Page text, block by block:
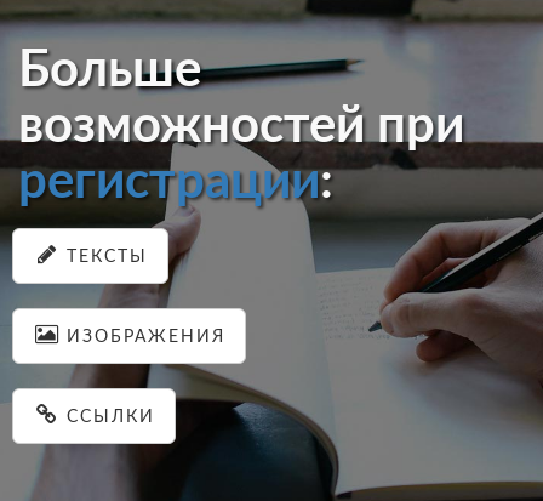
Больше
возможностей при
регистрации:
ТЕКСТЫ
ИЗОБРАЖЕНИЯ
ССЫЛКИ